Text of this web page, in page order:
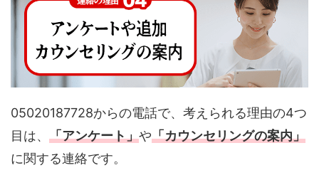
05020187728からの電話で、考えられる理由の4つ
目は、 「アンケート」や「カウンセリングの案内」
に関する連絡です。